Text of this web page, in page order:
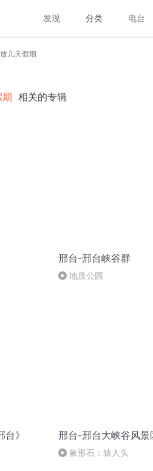
发现 分类 电台
几天假期
相关的专辑
邢台-邢台峡谷群
地质公园
》 邢台-邢台大峡谷风景
象形石：猿人头